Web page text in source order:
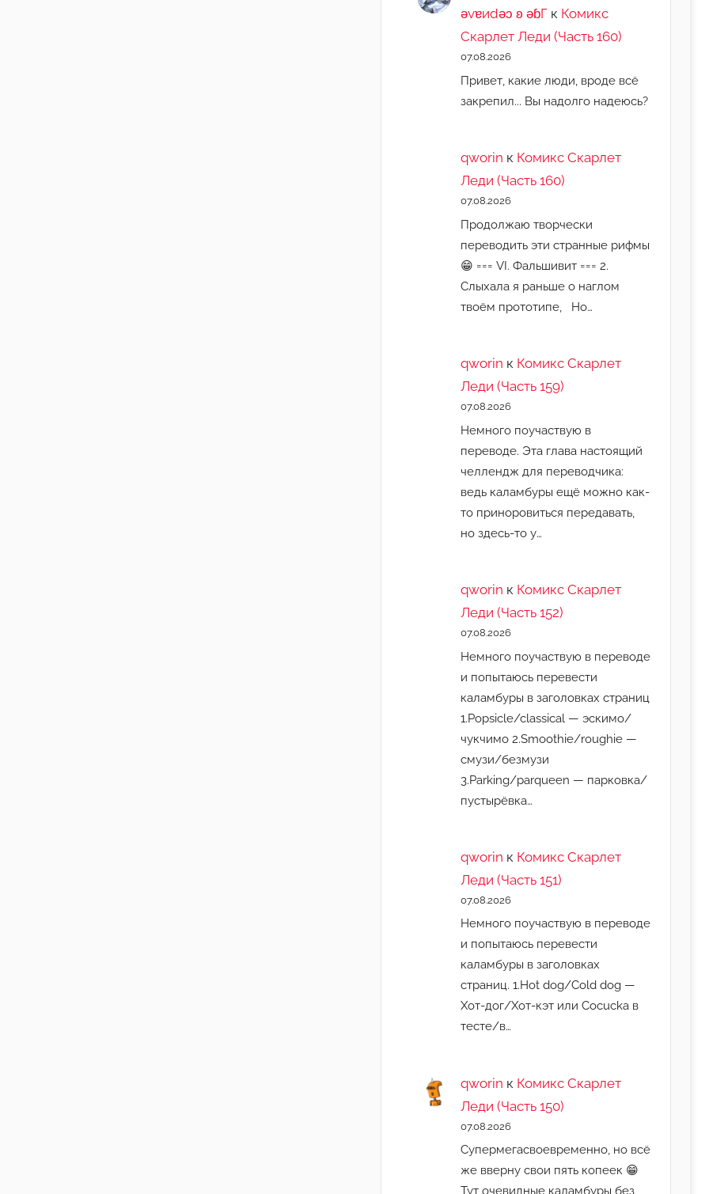
ǝvɐиdǝɔ ʚ ǝɓГ к Комикс
Скарлет Леди (Часть 160)
07.08.2026
Привет, какие люди, вроде всё
закрепил... Вы надолго надеюсь?
qworin к Комикс Скарлет
Леди (Часть 160)
07.08.2026
Продолжаю творчески
переводить эти странные рифмы
😁 === VI. Фальшивит === 2.
Слыхала я раньше о наглом
твоём прототипе, Но…
qworin к Комикс Скарлет
Леди (Часть 159)
07.08.2026
Немного поучаствую в
переводе. Эта глава настоящий
челлендж для переводчика:
ведь каламбуры ещё можно как-
то приноровиться передавать,
но здесь-то у…
qworin к Комикс Скарлет
Леди (Часть 152)
07.08.2026
Немного поучаствую в переводе
и попытаюсь перевести
каламбуры в заголовках страниц
1.Popsicle/classical — эскимо/
чукчимо 2.Smoothie/roughie —
смузи/безмузи
3.Parking/parqueen — парковка/
пустырёвка…
qworin к Комикс Скарлет
Леди (Часть 151)
07.08.2026
Немного поучаствую в переводе
и попытаюсь перевести
каламбуры в заголовках
страниц. 1.Hot dog/Cold dog —
Хот-дог/Хот-кэт или Cocucka в
тесте/в…
qworin к Комикс Скарлет
Леди (Часть 150)
07.08.2026
Супермегасвоевременно, но всё
же вверну свои пять копеек 😁
Тут очевидные каламбуры без